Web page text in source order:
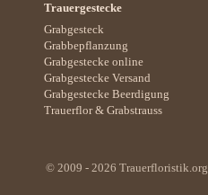
Trauergestecke
Grabgesteck
Grabbepflanzung
Grabgestecke online
Grabgestecke Versand
Grabgestecke Beerdigung
Trauerflor& Grabstrauss
© 2009 - 2026 Trauerfloristik.org